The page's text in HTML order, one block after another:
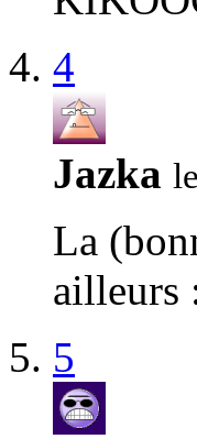
4
Jazka
La
ailleurs
5